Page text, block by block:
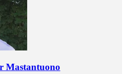
Mastantuono